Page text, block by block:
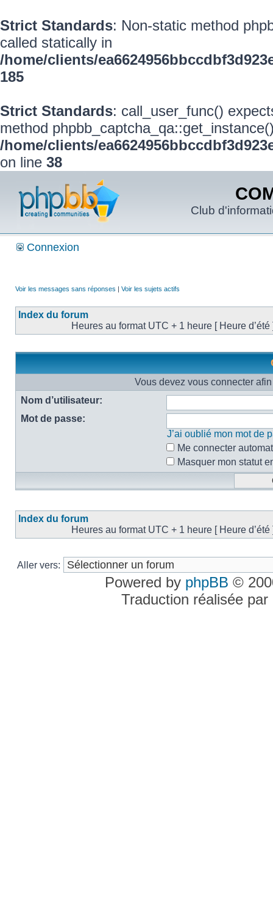
Strict Standards: Non-static method
called statically in
/home/clients/
185
Strict Standards: call_user_func()
method
/home/clients/
on line 38
Club
Connexion
Voir les messages sans réponses | Voir les sujets actifs
Index du forum
Heures au format UTC + 1 heure [ Heure d’été
Vous devez vous connecter
Nom d’utilisateur:
Mot de passe:
J’ai oublié mon mot de
Me connecter
Masquer mon statut
Index du forum
Heures au format UTC + 1 heure [ Heure d’été
Aller vers:
Powered by phpBB ©
Traduction réalisée par